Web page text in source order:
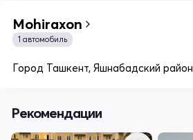
Mohiraxon
1 автомобиль
Город Ташкент, Яшнабадский район
Рекомендации